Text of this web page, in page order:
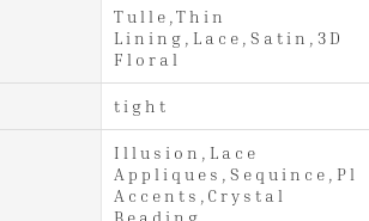
Tulle,Thin
Lining,Lace,Satin,3D
Floral
tight
Illusion,Lace
Accents,Crystal
Beading